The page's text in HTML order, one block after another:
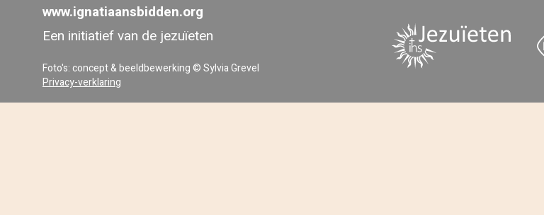
www.ignatiaansbidden.org
Een initiatief van de jezuïeten
Foto's: concept & beeldbewerking © Sylvia Grevel
Privacy-verklaring